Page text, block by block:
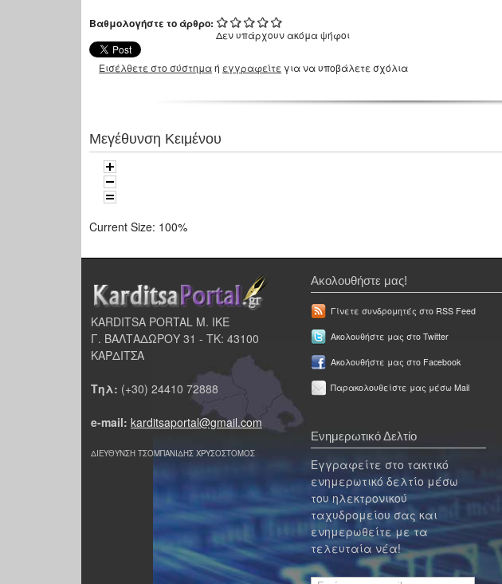
Βαθμολογήστε το άρθρο:
Δεν υπάρχουν ακόμα ψήφοι
Εισέλθετε στο σύστημαή εγγραφείτε για να υποβάλετε σχόλια
Μεγέθυνση Κειμένου
Current Size: 100%
KARDITSA PORTAL Μ. ΙΚΕ
Γ. ΒΑΛΤΑΔΩΡΟΥ 31 - ΤΚ: 43100
ΚΑΡΔΙΤΣΑ
Τηλ: (+30) 24410 72888
e-mail: karditsaportal@gmail.com
ΔΙΕΥΘΥΝΣΗ ΤΣΟΜΠΑΝΙΔΗΣ ΧΡΥΣΟΣΤΟΜΟΣ
Ακολουθήστε μας!
Γίνετε συνδρομητές στο RSS Feed
Ακολουθήστε μας στο Twitter
Ακολουθήστε μας στο Facebook
Παρακολουθείστε μας μέσω Mail
Ενημερωτικό Δελτίο
Εγγραφείτε στο τακτικό
ενημερωτικό δελτίο μέσω
του ηλεκτρονικού
ταχυδρομείου σας και
ενημερωθείτε με τα
τελευταία νέα!